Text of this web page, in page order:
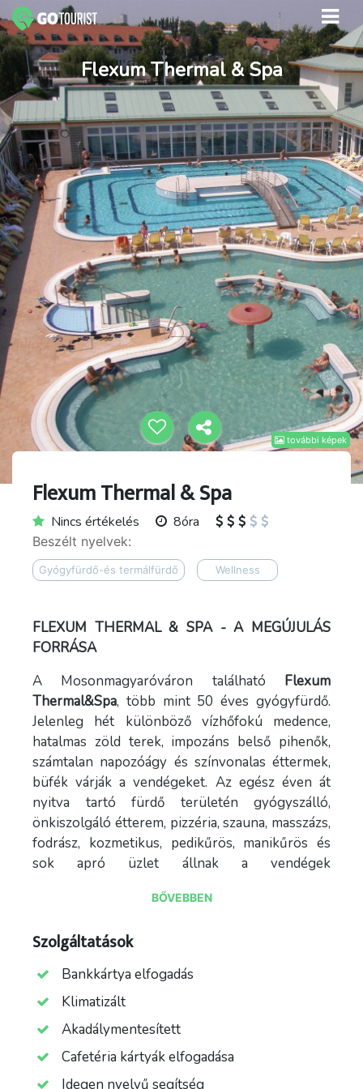
további képek
Flexum Thermal & Spa
Flexum Thermal & Spa
Nincs értékelés 8óra
Beszélt nyelvek:
Gyógyfürdő-és termálfürdő Wellness
FLEXUM THERMAL & SPA - A MEGÚJULÁS
FORRÁSA
A Mosonmagyaróváron található Flexum
Thermal&Spa, több mint 50 éves gyógyfürdő.
Jelenleg hét különböző vízhőfokú medence,
hatalmas zöld terek, impozáns belső pihenők,
számtalan napozóágy és színvonalas éttermek,
büfék várják a vendégeket. Az egész éven át
nyitva tartó fürdő területén gyógyszálló,
önkiszolgáló étterem, pizzéria, szauna, masszázs,
fodrász, kozmetikus, pedikűrös, manikűrös és
sok apró üzlet állnak a vendégek
gyógyvizével; sajátos összetételű gyógyvizünk
2000 méter mélyből tör a felszínre; hőfoka 74ºC,
melyet hűtve juttatunk tovább medencéinkbe.
Alkáli-hidrogénkarbonátos, magas kalcium-,
magnézium- és fluortartalmú - gyógyvíz
világviszonylatú összehasonlításban is rendkívül
BŐVEBBEN
Szolgáltatások
Bankkártya elfogadás
Klimatizált
Akadálymentesített
Cafetéria kártyák elfogadása
Idegen nyelvű segítség